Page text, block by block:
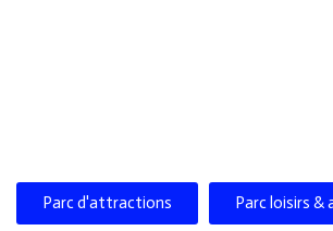
Parc d'attractions Parc loisirs &